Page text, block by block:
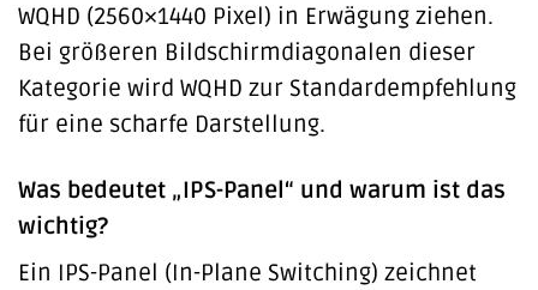
WQHD (2560×1440 Pixel) in Erwägung ziehen.
Bei größeren Bildschirmdiagonalen dieser
Kategorie wird WQHD zur Standardempfehlung
für eine scharfe Darstellung.
Was bedeutet „IPS-Panel“ und warum ist das
wichtig?
Ein IPS-Panel (In-Plane Switching) zeichnet